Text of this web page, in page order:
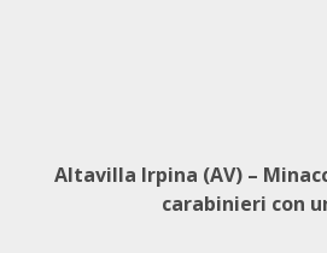
Altavilla Irpina (AV) –
carabinieri con